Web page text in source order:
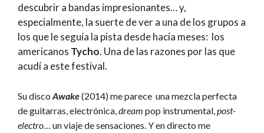
descubrir a bandas impresionantes… y,
especialmente, la suerte de ver a una de los grupos a
los que le seguía la pista desde hacía meses: los
americanos Tycho. Una de las razones por las que
acudí a este festival.
Su disco Awake(2014) me parece una mezcla perfecta
de guitarras, electrónica,dream pop instrumental,post-
electro… un viaje de sensaciones. Y en directo me